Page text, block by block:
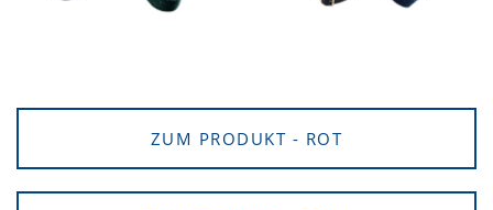
ZUM PRODUKT - ROT